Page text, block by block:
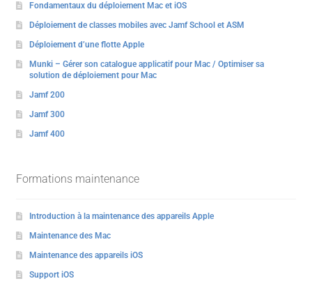
Fondamentaux du déploiement Mac et iOS
Déploiement de classes mobiles avec Jamf School et ASM
Déploiement d’une flotte Apple
Munki – Gérer son catalogue applicatif pour Mac / Optimiser sa
solution de déploiement pour Mac
Jamf 200
Jamf 300
Jamf 400
Formations maintenance
Introduction à la maintenance des appareils Apple
Maintenance des Mac
Maintenance des appareils iOS
Support iOS